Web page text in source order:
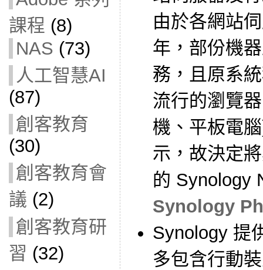
課程 (8)
NAS (73)
人工智慧AI
(87)
創客教育
(30)
創客教育會
議 (2)
創客教育研
習 (32)
由於各網站
年，部份機
務，且原系
流行的瀏覽
機、平板電
示，故決定
的 Synology
Synology
Synology 提
多包含行動